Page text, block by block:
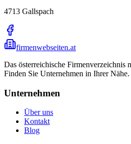
4713 Gallspach
firmenwebseiten.at
Das österreichische Firmenverzeichnis
Finden Sie Unternehmen in Ihrer Nähe.
Unternehmen
Über uns
Kontakt
Blog